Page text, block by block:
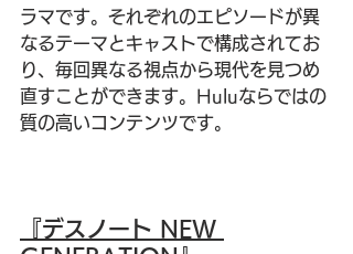
ラマです。それぞれのエピソードが異
なるテーマとキャストで構成されてお
り、毎回異なる視点から現代を見つめ
直すことができます。Huluならではの
質の高いコンテンツです。
『デスノート NEW